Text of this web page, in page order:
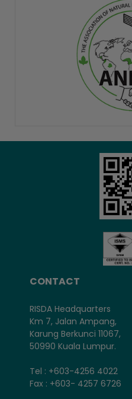
CONTACT
RISDA Headquarters
Km 7, Jalan Ampang,
Karung Berkunci 11067,
50990 Kuala Lumpur.
Tel : +603-4256 4022
Fax : +603- 4257 6726